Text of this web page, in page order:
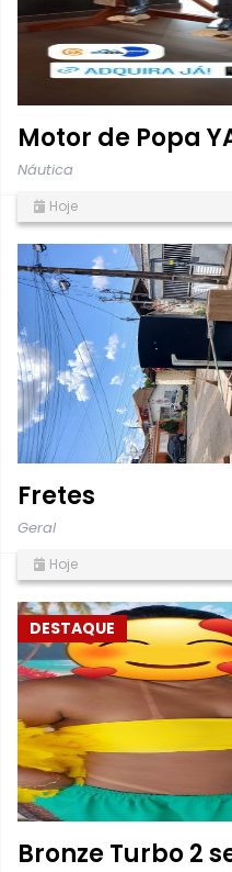
Motor de Popa
Náutica
Hoje
Fretes
Geral
Hoje
DESTAQUE
Bronze Turbo 2